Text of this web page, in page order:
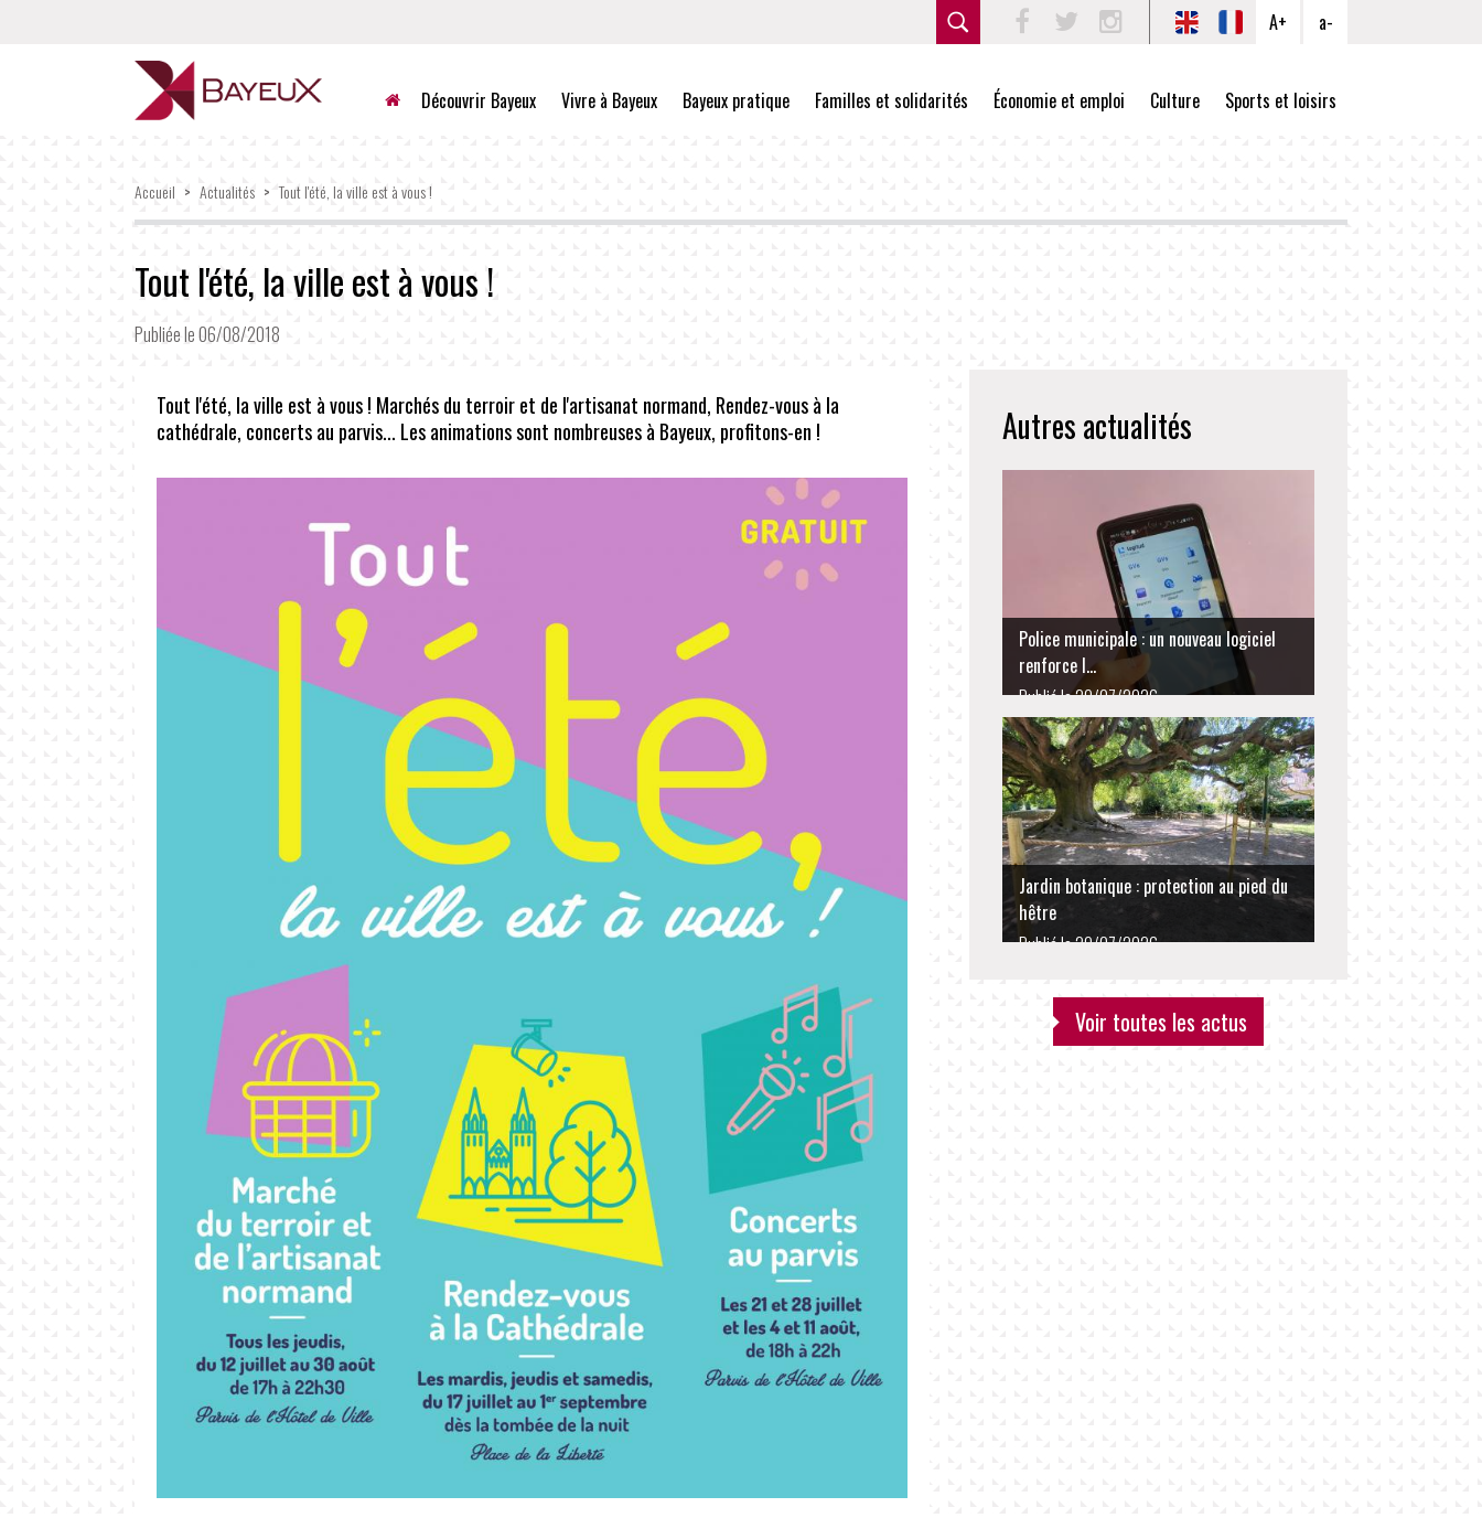
A+ a-
AccueilDécouvrir Bayeux Vivre à Bayeux Bayeux pratique Familles et solidarités Économie et emploi Culture Sports et loisirs
Accueil > Actualités > Tout l'été, la ville est à vous !
Tout l'été, la ville est à vous !
Publiée le 06/08/2018
Tout l'été, la ville est à vous ! Marchés du terroir et de l'artisanat normand, Rendez-vous à la
cathédrale, concerts au parvis... Les animations sont nombreuses à Bayeux, profitons-en !
Autres actualités
Police municipale : un nouveau logiciel
renforce l...
Publié le 29/07/2026
Jardin botanique : protection au pied du
hêtre
Publié le 29/07/2026
Voir toutes les actus